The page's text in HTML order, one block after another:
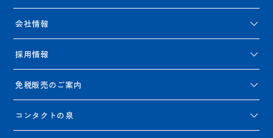
会社情報
採用情報
免税販売のご案内
コンタクトの泉